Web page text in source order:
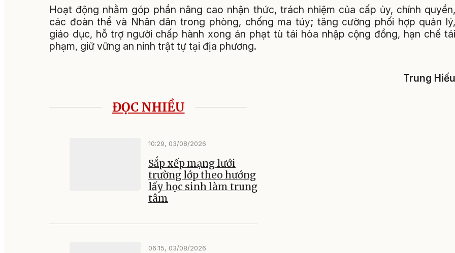
Hoạt động nhằm góp phần nâng cao nhận thức, trách nhiệm của cấp ủy, chính quyền,
các đoàn thể và Nhân dân trong phòng, chống ma túy; tăng cường phối hợp quản lý,
giáo dục, hỗ trợ người chấp hành xong án phạt tù tái hòa nhập cộng đồng, hạn chế tái
phạm, giữ vững an ninh trật tự tại địa phương.
Trung Hiếu
ĐỌC NHIỀU
10:29, 03/08/2026
Sắp xếp mạng lưới
trường lớp theo hướng
lấy học sinh làm trung
tâm
06:15, 03/08/2026